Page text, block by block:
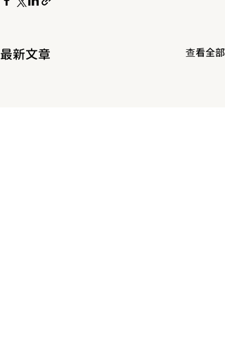
最新文章 查看全部